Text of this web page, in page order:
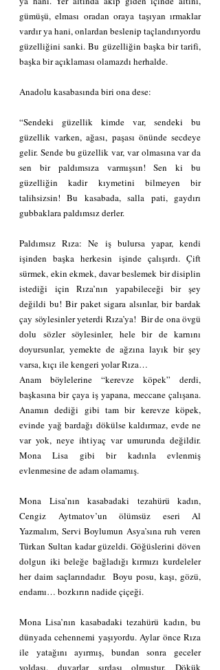
gümüşü, elması oradan oraya taşıyan ırmaklar
vardır ya hani, onlardan beslenip taçlandırıyordu
güzelliğini sanki. Bu güzelliğin başka bir tarifi,
başka bir açıklaması olamazdı herhalde.
Anadolu kasabasında biri ona dese:
“Sendeki güzellik kimde var, sendeki bu
güzellik varken, ağası, paşası önünde secdeye
gelir. Sende bu güzellik var, var olmasına var da
sen bir paldımsıza varmışsın! Sen ki bu
güzelliğin kadir kıymetini bilmeyen bir
talihsizsin! Bu kasabada, salla pati, gaydırı
gubbaklara paldımsız derler.
Paldımsız Rıza: Ne iş bulursa yapar, kendi
işinden başka herkesin işinde çalışırdı. Çift
sürmek, ekin ekmek, davar beslemek bir disiplin
istediği için Rıza’nın yapabileceği bir şey
değildi bu! Bir paket sigara alsınlar, bir bardak
çay söylesinler yeterdi Rıza’ya!  Bir de ona övgü
dolu sözler söylesinler, hele bir de karnını
doyursunlar, yemekte de ağzına layık bir şey
varsa, kıçı ile kengeri yolar Rıza…
Anam böylelerine “kerevze köpek” derdi,
başkasına bir çaya iş yapana, meccane çalışana.
Anamın dediği gibi tam bir kerevze köpek,
evinde yağ bardağı dökülse kaldırmaz, evde ne
var yok, neye ihtiyaç var umurunda değildir.
Mona Lisa gibi bir kadınla evlenmiş
evlenmesine de adam olamamış.
Mona Lisa’nın kasabadaki tezahürü kadın,
Cengiz Aytmatov’un ölümsüz eseri Al
Yazmalım, Servi Boylumun Asya’sına ruh veren
Türkan Sultan kadar güzeldi. Göğüslerini döven
dolgun iki beleğe bağladığı kırmızı kurdeleler
her daim saçlarındadır.  Boyu posu, kaşı, gözü,
endamı… bozkırın nadide çiçeği.
Mona Lisa’nın kasabadaki tezahürü kadın, bu
dünyada cehennemi yaşıyordu. Aylar önce Rıza
ile yatağını ayırmış, bundan sonra geceler
yoldaşı, duvarlar sırdaşı olmuştur. Dökük